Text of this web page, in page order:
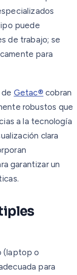
puede
de trabajo; se
para
Getac® cobran
robustos que
a la tecnología
clara
garantizar un
(laptop o
para